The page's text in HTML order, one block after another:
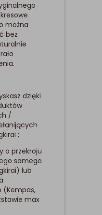
można
bez
dzięki
/
;
o przekroju
samego
lub
(Kempas,
max